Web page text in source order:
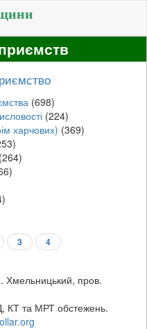
(698)
(224)
харчових) (369)
(264)
3 4
Хмельницький, пров.
КТ та МРТ обстежень.